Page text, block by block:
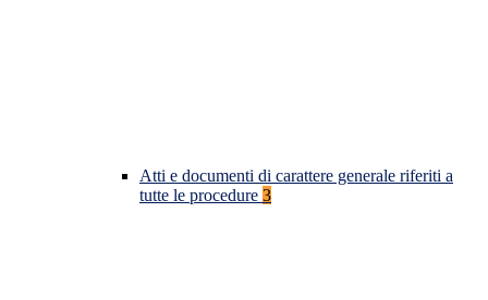
Atti e documenti di carattere generale riferiti a
tutte le procedure 3